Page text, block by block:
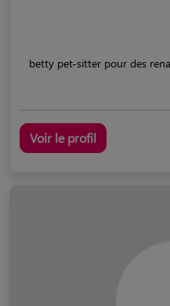
betty pet-sitter pour des
Voir le profil